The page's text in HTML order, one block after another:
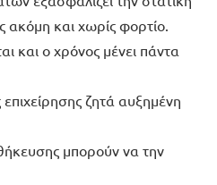
ακόμη και χωρίς φορτίο.
και ο χρόνος μένει πάντα
ζητά αυξημένη
μπορούν να την